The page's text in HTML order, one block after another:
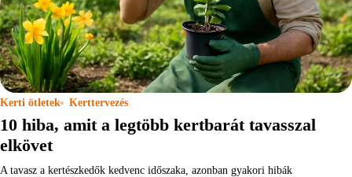
Kerti ötletek Kerttervezés
10 hiba, amit a legtöbb kertbarát tavasszal
elkövet
A tavasz a kertészkedők kedvenc időszaka, azonban gyakori hibák